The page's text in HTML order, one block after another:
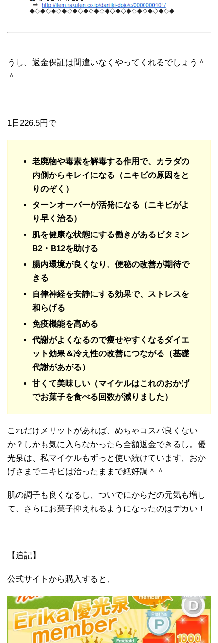
うし、返金保証は間違いなくやってくれるでしょう＾
＾
1日226.5円で
老廃物や毒素を解毒する作用で、カラダの
内側からキレイになる（ニキビの原因をと
りのぞく）
ターンオーバーが活発になる（ニキビがよ
り早く治る）
肌を健康な状態にする働きがあるビタミン
B2・B12を助ける
腸内環境が良くなり、便秘の改善が期待で
きる
自律神経を安静にする効果で、ストレスを
和らげる
免疫機能を高める
代謝がよくなるので痩せやすくなるダイエ
ット効果＆冷え性の改善につながる（基礎
代謝があがる）
甘くて美味しい（マイケルはこれのおかげ
でお菓子を食べる回数が減りました）
これだけメリットがあれば、めちゃコスパ良くない
か？しかも気に入らなかったら全額返金できるし。優
光泉は、私マイケルもずっと使い続けています、おか
げさまでニキビは治ったままで絶好調＾＾
肌の調子も良くなるし、ついでにからだの元気も増し
て、さらにお菓子抑えれるようになったのはデカい！
【追記】
公式サイトから購入すると、